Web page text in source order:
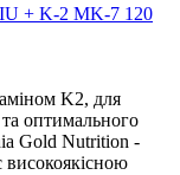
+ K-2 MK-7 120
K2, для
та оптимального
Gold Nutrition -